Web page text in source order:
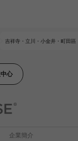
吉祥寺・立川・小金井・町田區
心
企業簡介